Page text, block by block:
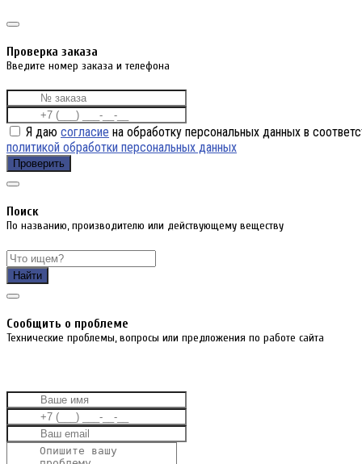
Проверка заказа
Введите номер заказа и телефона
Я даю согласие на обработку персональных данных в
политикой обработки персональных данных
Проверить
Поиск
По названию, производителю или действующему веществу
Найти
Cообщить о проблеме
Технические проблемы, вопросы или предложения по работе сайта